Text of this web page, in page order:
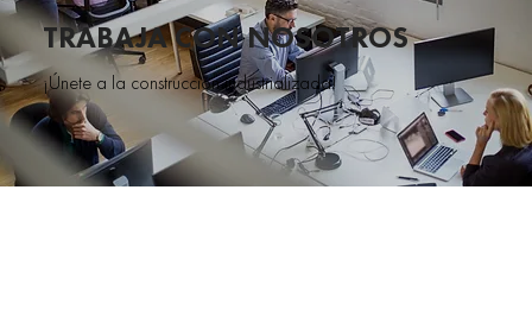
¡Únete a la construcción industrializada!
TRABAJA CON NOSOTROS